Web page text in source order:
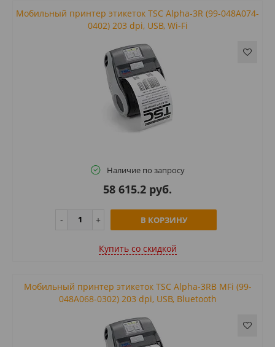
Мобильный принтер этикеток TSC Alpha-3R (99-048A074-
0402) 203 dpi, USB, Wi-Fi
Наличие по запросу
58 615.2 руб.
В КОРЗИНУ
Купить cо скидкой
Мобильный принтер этикеток TSC Alpha-3RB MFi (99-
048A068-0302) 203 dpi, USB, Bluetooth